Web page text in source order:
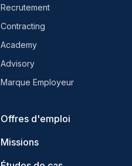
Recrutement
Contracting
Academy
Advisory
Marque Employeur
Offres d'emploi
Missions